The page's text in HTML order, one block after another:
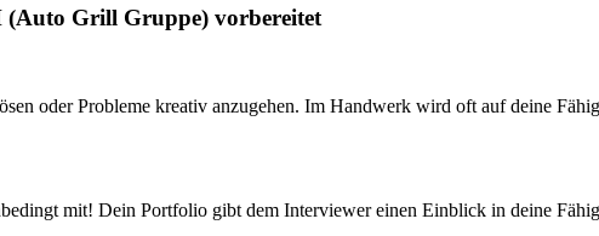
(Auto Grill Gruppe) vorbereitet
oder Probleme kreativ anzugehen. Im Handwerk wird oft auf deine
mit! Dein Portfolio gibt dem Interviewer einen Einblick in deine